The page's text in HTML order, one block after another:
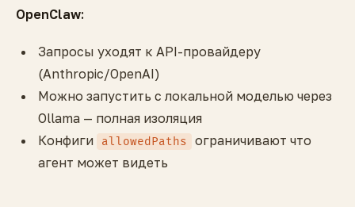
OpenClaw:
Запросы уходят к API-провайдеру
(Anthropic/OpenAI)
Можно запустить с локальной моделью через
Ollama — полная изоляция
Конфиги
allowedPaths
ограничивают что
агент может видеть